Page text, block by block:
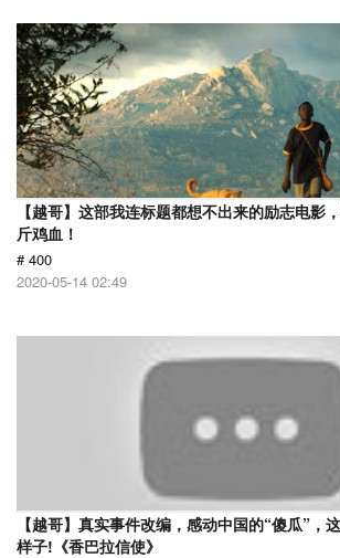
【越哥】这部我连标题都想不出来的励志电影
斤鸡血！
# 400
2020-05-14 02:49
【越哥】真实事件改编，感动中国的“傻瓜”，
样子!《香巴拉信使》